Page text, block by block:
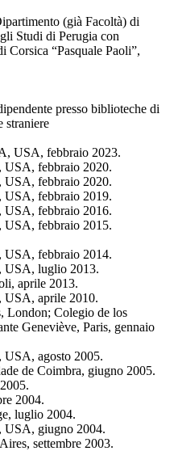
(già Facoltà) di
Studi di Perugia con
“Pasquale Paoli”,
presso biblioteche di
straniere
USA, febbraio 2023.
febbraio 2020.
febbraio 2020.
febbraio 2019.
febbraio 2016.
febbraio 2015.
febbraio 2014.
USA, luglio 2013.
aprile 2013.
USA, aprile 2010.
London; Colegio de los
Geneviève, Paris, gennaio
agosto 2005.
de Coimbra, giugno 2005.
2004.
luglio 2004.
USA, giugno 2004.
settembre 2003.